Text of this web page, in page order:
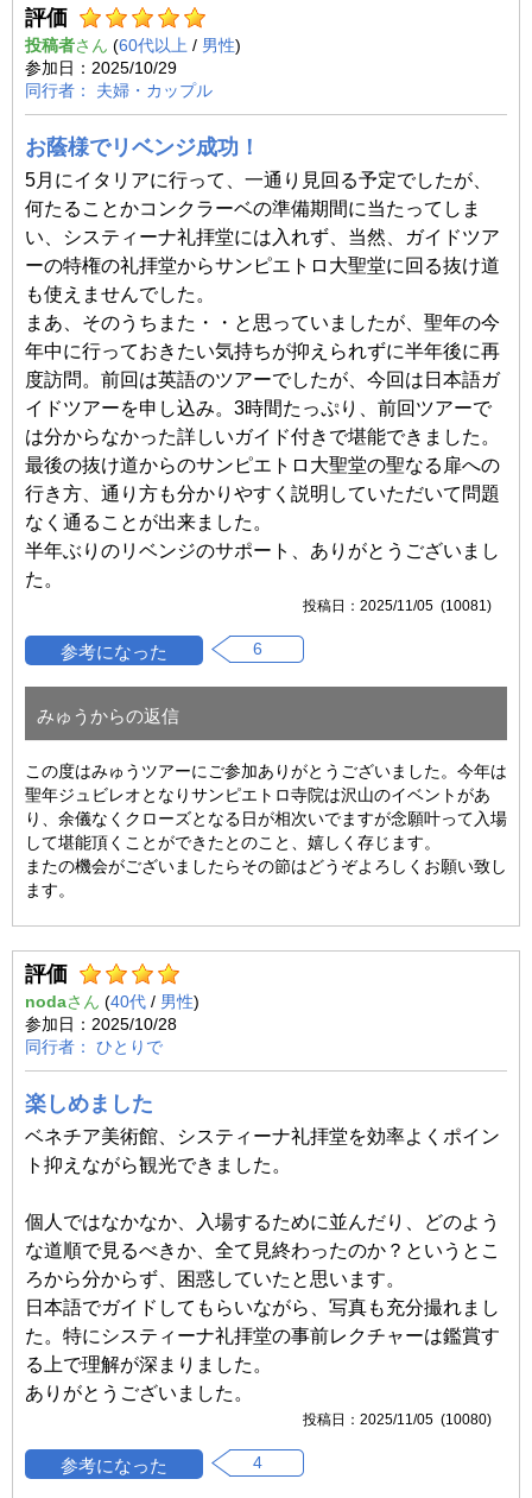
評価
投稿者 (60代以上 / 男性)
2025/10/29
夫婦・カップル
お蔭様でリベンジ成功！
5月にイタリアに行って、一通り見回る予定でしたが、
何たることかコンクラーベの準備期間に当たってしま
い、システィーナ礼拝堂には入れず、当然、ガイドツア
ーの特権の礼拝堂からサンピエトロ大聖堂に回る抜け道
も使えませんでした。
まあ、そのうちまた・・と思っていましたが、聖年の今
年中に行っておきたい気持ちが抑えられずに半年後に再
度訪問。前回は英語のツアーでしたが、今回は日本語ガ
イドツアーを申し込み。3時間たっぷり、前回ツアーで
は分からなかった詳しいガイド付きで堪能できました。
最後の抜け道からのサンピエトロ大聖堂の聖なる扉への
行き方、通り方も分かりやすく説明していただいて問題
なく通ることが出来ました。
半年ぶりのリベンジのサポート、ありがとうございまし
た。
2025/11/05 (10081)
6
みゅうからの返信
この度はみゅうツアーにご参加ありがとうございました。今年は
聖年ジュビレオとなりサンピエトロ寺院は沢山のイベントがあ
り、余儀なくクローズとなる日が相次いでますが念願叶って入場
して堪能頂くことができたとのこと、嬉しく存じます。
またの機会がございましたらその節はどうぞよろしくお願い致し
ます。
評価
noda (40代 / 男性)
2025/10/28
ひとりで
楽しめました
ベネチア美術館、システィーナ礼拝堂を効率よくポイン
ト抑えながら観光できました。
個人ではなかなか、入場するために並んだり、どのよう
な道順で見るべきか、全て見終わったのか？というとこ
ろから分からず、困惑していたと思います。
日本語でガイドしてもらいながら、写真も充分撮れまし
た。特にシスティーナ礼拝堂の事前レクチャーは鑑賞す
る上で理解が深まりました。
ありがとうございました。
2025/11/05 (10080)
4